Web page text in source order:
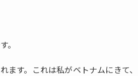
。
ます。これは私がベトナムにきて、